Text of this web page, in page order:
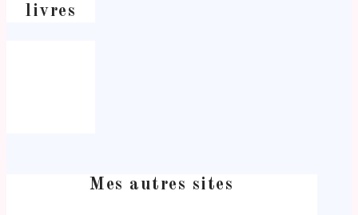
livres
Mes autres sites